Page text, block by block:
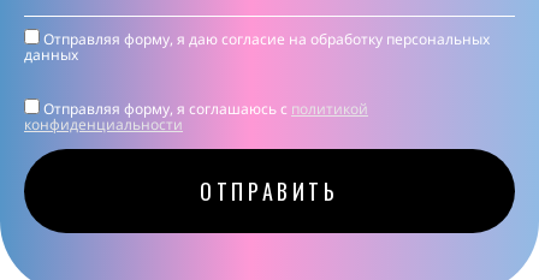
Отправляя форму, я соглашаюсь c политикой
конфиденциальности
Отправляя форму, я даю согласие на обработку персональных
данных